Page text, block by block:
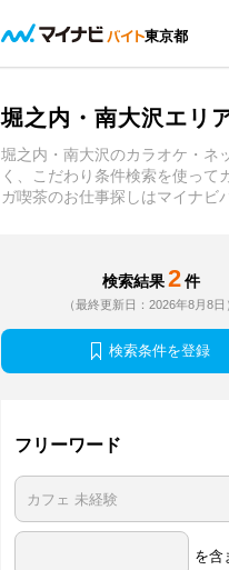
東京都
堀之内・南大沢エリ
堀之内・南大沢のカラオケ・ネ
く、こだわり条件検索を使っ
ガ喫茶のお仕事探しはマイナビ
検索結果 2 件
（最終更新日：2026年8月8日
検索条件を登録
フリーワード
を含